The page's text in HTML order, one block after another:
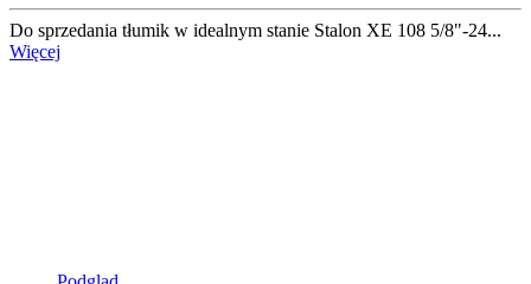
Do sprzedania tłumik w idealnym stanie Stalon XE 108 5/8"-24...
Więcej